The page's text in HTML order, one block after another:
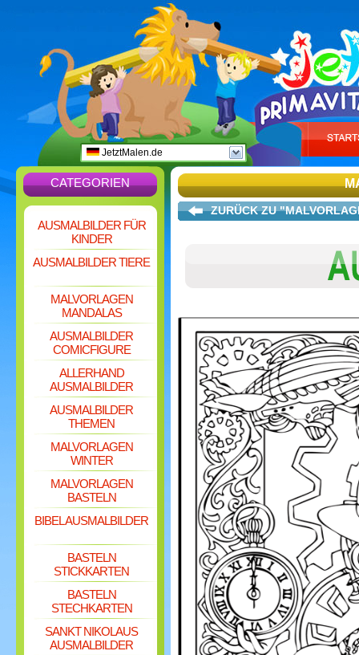
JetztMalen.de
CATEGORIEN
AUSMALBILDER FÜR
KINDER
AUSMALBILDER TIERE
MALVORLAGEN
MANDALAS
AUSMALBILDER
COMICFIGURE
ALLERHAND
AUSMALBILDER
AUSMALBILDER
THEMEN
MALVORLAGEN
WINTER
MALVORLAGEN
BASTELN
BIBEL AUSMALBILDER
BASTELN
STICKKARTEN
BASTELN
STECHKARTEN
SANKT NIKOLAUS
AUSMALBILDER
ZURÜCK ZU